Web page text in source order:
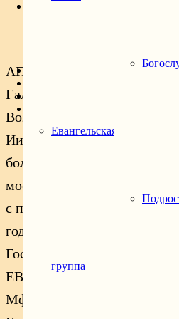
Евангельская
группа
Библейская группа
АПОСТОЛ
Гал., 200 зач., I, 11-19
Возвещаю вам, братия, что
Иисуса Христа. Вы
более многих сверстников
моей и призвавший
с плотью и кровью, и не
года, ходил я в Иерусалим
Господня.
ЕВАНГЕЛИЕ
Мф., 4 зач., II, 13-23